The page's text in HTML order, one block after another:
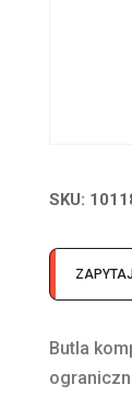
SKU:
Butla